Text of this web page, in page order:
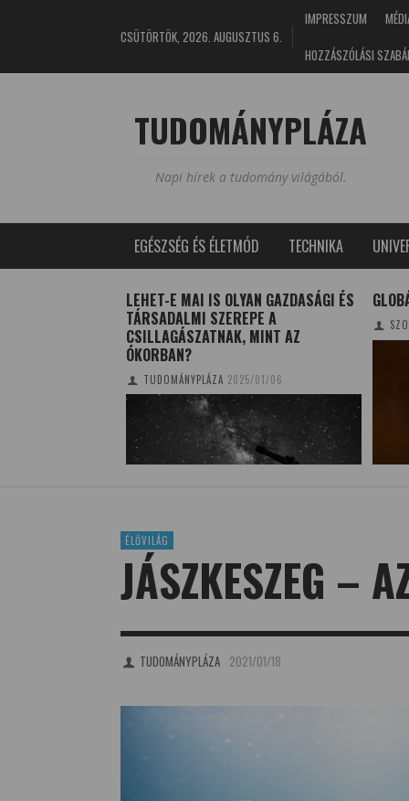
CSÜTÖRTÖK, 2026. AUGUSZTUS 6.
IMPRESSZUM
HOZZÁSZÓLÁSI
TUDOMÁNYPLÁZA
Napi hírek a tudomány világából.
EGÉSZSÉG ÉS ÉLETMÓD TECHNIKA
LEHET-E MAI IS OLYAN GAZDASÁGI ÉS
TÁRSADALMI SZEREPE A
CSILLAGÁSZATNAK, MINT AZ
ÓKORBAN?
TUDOMÁNYPLÁZA 2025/01/06
ÉLŐVILÁG
JÁSZKESZEG –
TUDOMÁNYPLÁZA 2021/01/18